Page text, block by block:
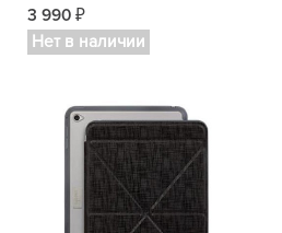
3 990 ₽
Нет в наличии